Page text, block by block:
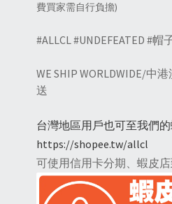
費買家需自行負擔)
#ALLCL #UNDEFEATED #
WE SHIP WORLDWIDE/中
送
台灣地區用戶也可至我們的
https://shopee.tw/allcl
可使用信用卡分期、蝦皮